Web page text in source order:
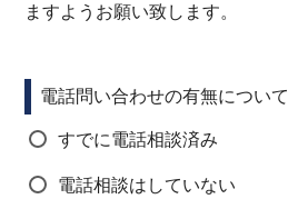
ますようお願い致します。
電話問い合わせの有無について
すでに電話相談済み
電話相談はしていない